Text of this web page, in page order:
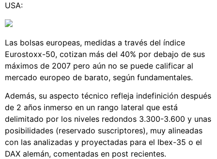
USA:
Las bolsas europeas, medidas a través del índice
Eurostoxx-50, cotizan más del 40% por debajo de sus
máximos de 2007 pero aún no se puede calificar al
mercado europeo de barato, según fundamentales.
Además, su aspecto técnico refleja indefinición después
de 2 años inmerso en un rango lateral que está
delimitado por los niveles redondos 3.300-3.600 y unas
posibilidades (reservado suscriptores), muy alineadas
con las analizadas y proyectadas para el Ibex-35 o el
DAX alemán, comentadas en post recientes.